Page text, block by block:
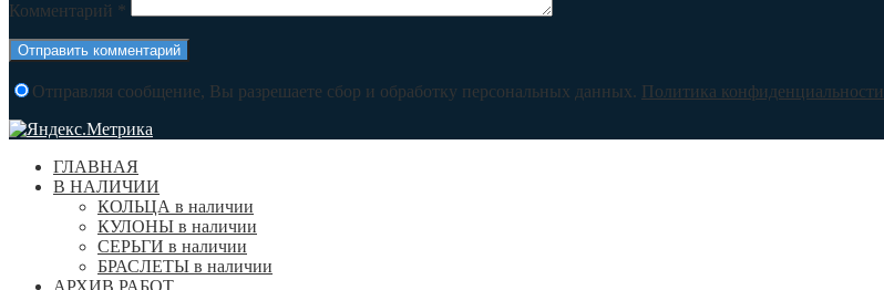
Комментарий *
Отправляя сообщение, Вы разрешаете сбор и обработку персональных данных. Политика конфиденциальности
ГЛАВНАЯ
В НАЛИЧИИ
КОЛЬЦА в наличии
КУЛОНЫ в наличии
СЕРЬГИ в наличии
БРАСЛЕТЫ в наличии